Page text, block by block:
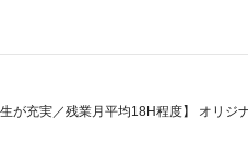
が充実／残業月平均18H程度】 オリジ